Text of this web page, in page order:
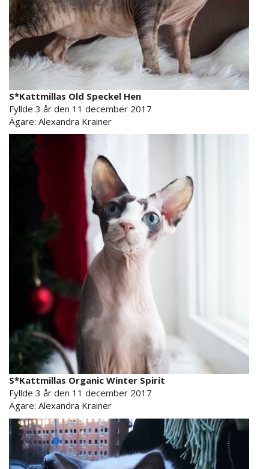
S*Kattmillas Old Speckel Hen
Fyllde 3 år den 11 december 2017
Ägare: Alexandra Krainer
S*Kattmillas Organic Winter Spirit
Fyllde 3 år den 11 december 2017
Ägare: Alexandra Krainer